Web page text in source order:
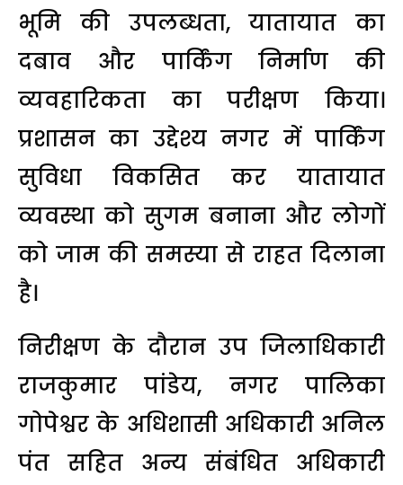
भूमि की उपलब्धता, यातायात का
दबाव और पार्किंग निर्माण की
व्यवहारिकता का परीक्षण किया।
प्रशासन का उद्देश्य नगर में पार्किंग
सुविधा विकसित कर यातायात
व्यवस्था को सुगम बनाना और लोगों
को जाम की समस्या से राहत दिलाना
है।
निरीक्षण के दौरान उप जिलाधिकारी
राजकुमार पांडेय, नगर पालिका
गोपेश्वर के अधिशासी अधिकारी अनिल
पंत सहित अन्य संबंधित अधिकारी